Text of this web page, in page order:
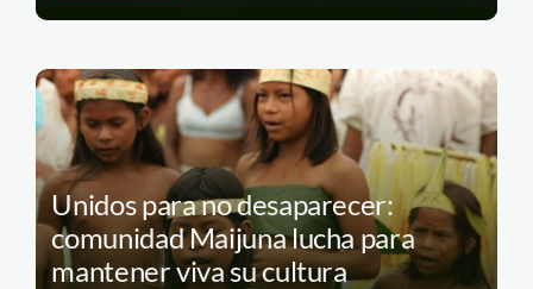
Unidos para no desaparecer:
comunidad Maijuna lucha para
mantener viva su cultura